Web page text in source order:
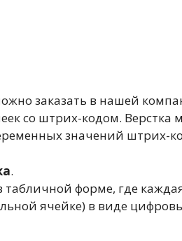
заказать в нашей
со штрих-кодом. Верстка
значений штрих-
.
форме, где
ячейке) в виде